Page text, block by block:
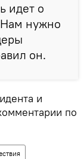
идет о
Нам нужно
он.
и
по